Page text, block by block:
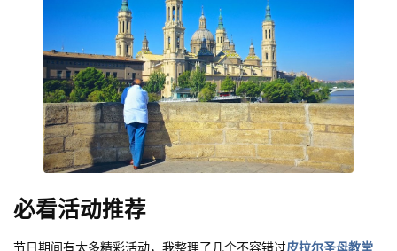
必看活动推荐
节日期间有太多精彩活动，我整理了几个不容错过皮拉尔圣母教堂